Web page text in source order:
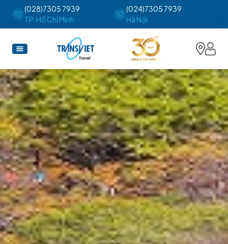
(028)7305 7939
TP. Hồ Chí Minh
(024)7305 7939
Hà Nội